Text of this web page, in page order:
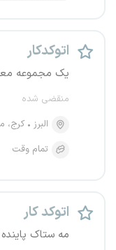
اتوکدکار
یک مجموعه
منقضی شده
البرز
کرج،
تمام وقت
اتوکد کار
مه ستاک پاینده